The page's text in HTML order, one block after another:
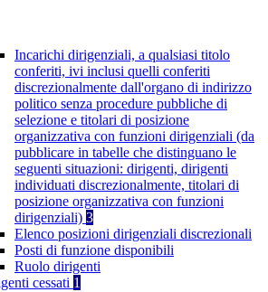
Incarichi dirigenziali, a qualsiasi titolo
conferiti, ivi inclusi quelli conferiti
discrezionalmente dall'organo di indirizzo
politico senza procedure pubbliche di
selezione e titolari di posizione
organizzativa con funzioni dirigenziali (da
pubblicare in tabelle che distinguano le
seguenti situazioni: dirigenti, dirigenti
individuati discrezionalmente, titolari di
posizione organizzativa con funzioni
dirigenziali) 3
Elenco posizioni dirigenziali discrezionali
Posti di funzione disponibili
Ruolo dirigenti
cessati 1